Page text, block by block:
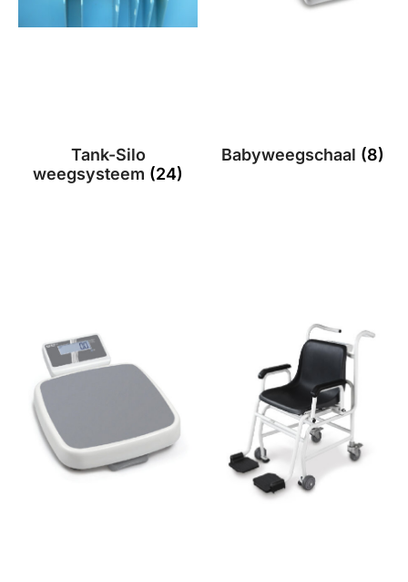
Tank-Silo
weegsysteem (24)
Babyweegschaal (8)